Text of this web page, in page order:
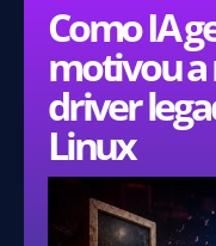
Como IA
motivou a
driver
Linux